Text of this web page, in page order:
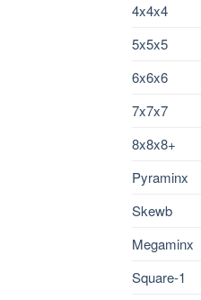
4x4x4
5x5x5
6x6x6
7x7x7
8x8x8+
Pyraminx
Skewb
Megaminx
Square-1